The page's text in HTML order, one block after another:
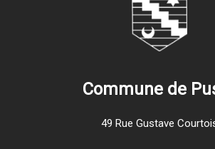
Commune de
49 Rue Gustave